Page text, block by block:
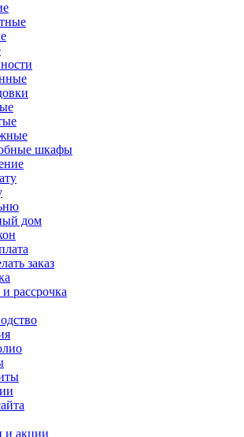
шкафы
дом
заказ
рассрочка
и акции